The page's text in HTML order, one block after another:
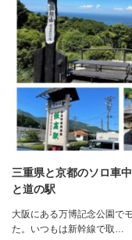
三重県と京都のソロ車
と道の駅
大阪にある万博記念公園で
た。いつもは新幹線で取…